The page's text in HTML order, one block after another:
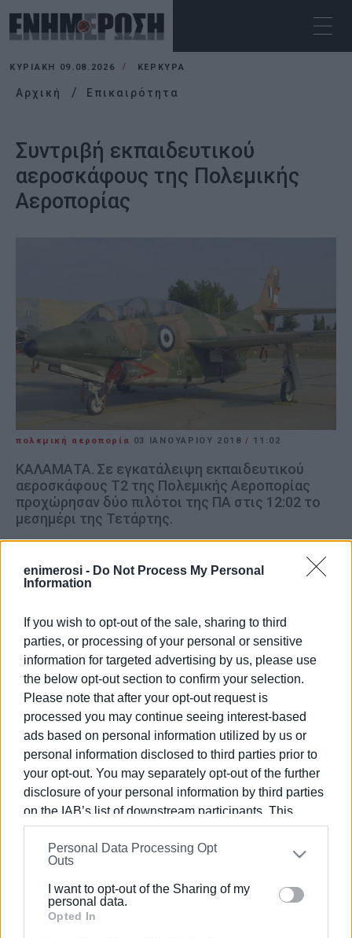
enimerosi - Do Not Process My Personal
Information
If you wish to opt-out of the sale, sharing to third
parties, or processing of your personal or sensitive
information for targeted advertising by us, please use
the below opt-out section to confirm your selection.
Please note that after your opt-out request is
processed you may continue seeing interest-based
ads based on personal information utilized by us or
personal information disclosed to third parties prior to
your opt-out. You may separately opt-out of the further
disclosure of your personal information by third parties
on the IAB’s list of downstream participants. This
information may also be disclosed by us to third parties
on theIAB’s List of Downstream Participants
that may
further disclose it to other third parties.
Please note that this website/app uses one or more
Google services and may gather and store information
Personal Data Processing Opt
Outs
I want to opt-out of the Sharing of my
personal data.
Opted In
ΚΥΡΙΑΚΉ 09.08.2026 ΚΕΡΚΥΡΑ
Αρχική Επικαιρότητα
Συντριβή εκπαιδευτικού
αεροσκάφους της Πολεμικής
Αεροπορίας
πολεμική αεροπορία 03 ΙΑΝΟΥΑΡΊΟΥ 2018 / 11:02
ΚΑΛΑΜΑΤΑ. Σε εγκατάλειψη εκπαιδευτικού
αεροσκάφους Τ2 της Πολεμικής Αεροπορίας
προχώρησαν δύο πιλότοι της ΠΑ στις 12:02 το
μεσημέρι της Τετάρτης.
έχουν μεταφερθεί στο αεροδρόμιο της Καλαμάτας και
από εκεί θα μεταφερθούν με C-130 στο ΓΝΑ
εξετάσεις.
Σύμφωνα με πληροφορίες, οι δύο χειριστές
εγκατέλειψαν το αεροσκάφος Τ2 δύο μίλια ανοιχτά της
Καλαμάτας, για λόγο που μέχρι στιγμής παραμένει
άγνωστος.
Αμέσως τους περισυνέλεξε ελικόπτερο και τους
μετέφερε στο αεροδρόμιο Καλαμάτας.
Το αεροσκάφος ανήκει στην 363 Μοίρα Εκπαίδευσης
Το αμερικανικής κατασκευής Τ-2 Buckeye, δικινητήριο
εκπαιδευτικό τζετ της Πολεμικής Αεροπορίας και με
αυτό ολοκληρώνουν την εκπαίδευσή τους οι ίκαροι και